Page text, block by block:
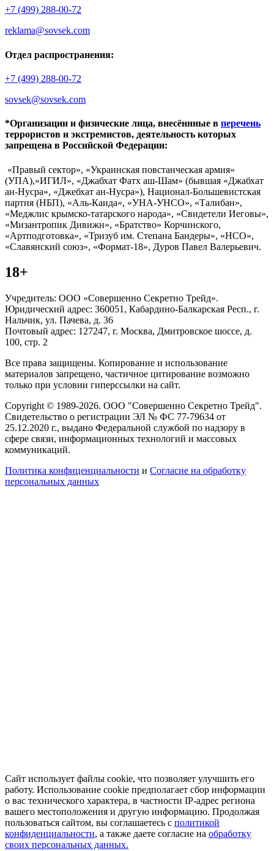
+7 (499) 288-00-72
reklama@sovsek.com
Отдел распространения:
+7 (499) 288-00-72
sovsek@sovsek.com
*Организации и физические лица, внесённные в перечень
террористов и экстремистов, деятельность которых
запрещена в Российской Федерации:
«Правый сектор», «Украинская повстанческая армия»
(УПА),«ИГИЛ», «Джабхат Фатх аш-Шам» (бывшая «Джабхат
ан-Нусра», «Джебхат ан-Нусра»), Национал-Большевистская
партия (НБП), «Аль-Каида», «УНА-УНСО», «Талибан»,
«Меджлис крымско-татарского народа», «Свидетели Иеговы»,
«Мизантропик Дивижн», «Братство» Корчинского,
«Артподготовка», «Тризуб им. Степана Бандеры», «НСО»,
«Славянский союз», «Формат-18», Дуров Павел Валерьевич.
18+
Учредитель: ООО «Совершенно Секретно Трейд».
Юридический адрес: 360051, Кабардино-Балкарская Респ., г.
Нальчик, ул. Пачева, д. 36
Почтовый адрес: 127247, г. Москва, Дмитровское шоссе, д.
100, стр. 2
Все права защищены. Копирование и использование
материалов запрещено, частичное цитирование возможно
только при условии гиперссылки на сайт.
Copyright © 1989-2026. ООО "Совершенно Секретно Трейд".
Свидетельство о регистрации ЭЛ № ФС 77-79634 от
25.12.2020 г., выдано Федеральной службой по надзору в
сфере связи, информационных технологий и массовых
коммуникаций.
Политика конфиценциальности и Согласие на обработку
персональных данных
Сайт использует файлы cookie, что позволяет улучшить его
работу. Использование cookie предполагает сбор информации
о вас технического характера, в частности IP-адрес региона
вашего местоположения и другую информацию. Продолжая
пользоваться сайтом, вы соглашаетесь с политикой
конфиденциальности, а также даете согласие на обработку
своих персональных данных.